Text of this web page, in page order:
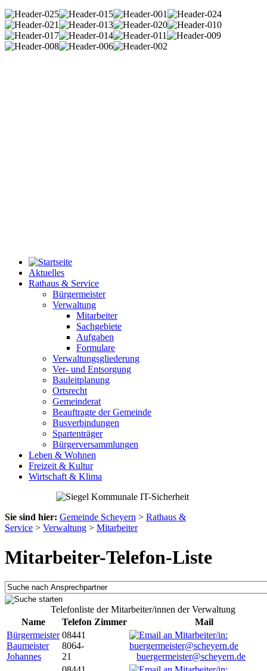
Aktuelles
Rathaus & Service
Bürgermeister
Verwaltung
Mitarbeiter
Sachgebiete
Aufgaben
Formulare
Verwaltungsgliederung
Ver- und Entsorgung
Bauleitplanung
Ortsrecht
Gemeinderat
Beauftragte der Gemeinde
Busverbindungen
Spartenträger
Bürgerversammlungen
Leben & Wohnen
Freizeit & Kultur
Wirtschaft & Klima
Sie sind hier: Gemeinde Scheyern > Rathaus &
Service > Verwaltung > Mitarbeiter
Mitarbeiter-Telefon-Liste
Telefonliste der Mitarbeiter/innen der Verwaltung
Name
Telefon Zimmer
Mail
Bürgermeister
Baumeister
Johannes
08441
8064-
21
buergermeister@scheyern.de